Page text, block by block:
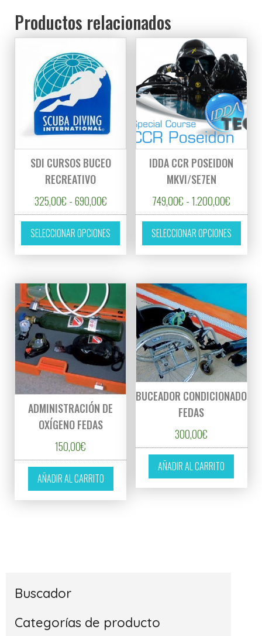
Productos relacionados
SDI CURSOS BUCEO
RECREATIVO
325,00€ -690,00€Rango de precios: desde 325,00€ hasta
SELECCIONAR OPCIONES
Este producto tiene múltiples variantes.
IDDA CCR POSEIDON
MKVI/SE7EN
749,00€ - 1.200,00€
SELECCIONAR OPCIONES
Este
ADMINISTRACIÓN DE
OXÍGENO FEDAS
150,00€
AÑADIR AL CARRITO
BUCEADOR CONDICIONADO
FEDAS
300,00€
AÑADIR AL CARRITO
Buscador
Categorías de producto